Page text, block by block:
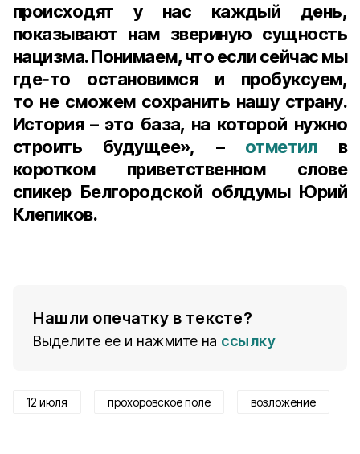
происходят у нас каждый день,
показывают нам звериную сущность
нацизма. Понимаем, что если сейчас мы
где‑то остановимся и пробуксуем,
то не сможем сохранить нашу страну.
История – это база, на которой нужно
строить будущее», – отметилв
коротком приветственном слове
спикер Белгородской облдумы Юрий
Клепиков.
Нашли опечатку в тексте?
Выделите ее и нажмите на ссылку
12 июля прохоровское поле возложение